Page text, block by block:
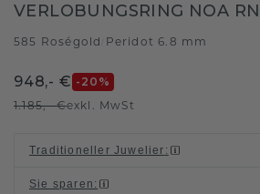
VERLOBUNGSRING NOA
585 Roségold Peridot 6.8 mm
948,- € -20 %
1.185,- €exkl. MwSt
Traditioneller Juwelier :
Sie sparen :